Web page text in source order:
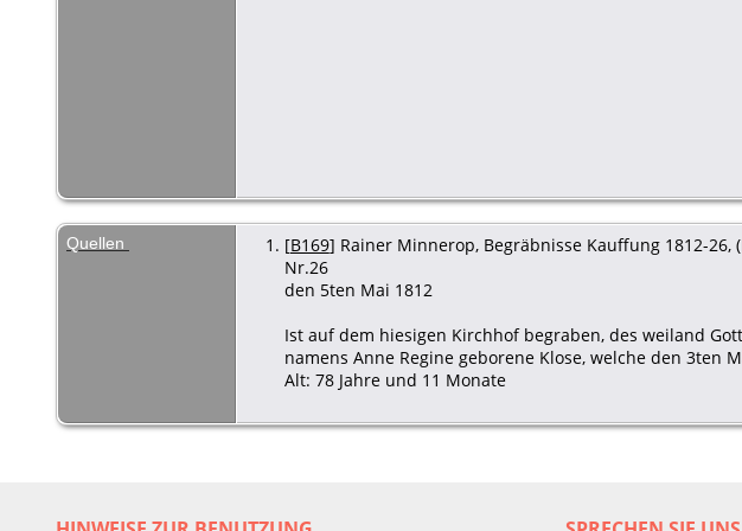
Quellen [B169] Rainer Minnerop, Begräbnisse Kauffung 1812-26,
Nr.26
den 5ten Mai 1812
Ist auf dem hiesigen Kirchhof begraben, des weiland
namens Anne Regine geborene Klose, welche den 3ten
Alt: 78 Jahre und 11 Monate